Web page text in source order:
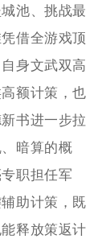
池、挑战最
借全游戏顶
身文武双高
额计策，也
书进一步拉
暗算的概
职担任军
助计策，既
释放策返计